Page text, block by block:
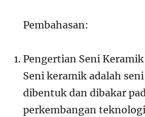
Pembahasan:
Pengertian Seni Keramik
Seni keramik adalah
dibentuk dan dibakar
perkembangan